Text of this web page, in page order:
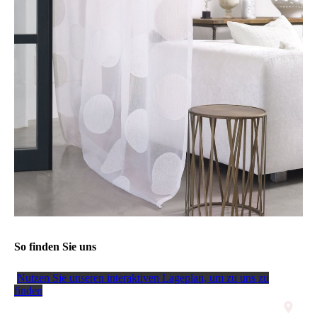
So finden Sie uns
Nutzen Sie unseren interaktiven La­ge­plan, um zu uns zu
finden